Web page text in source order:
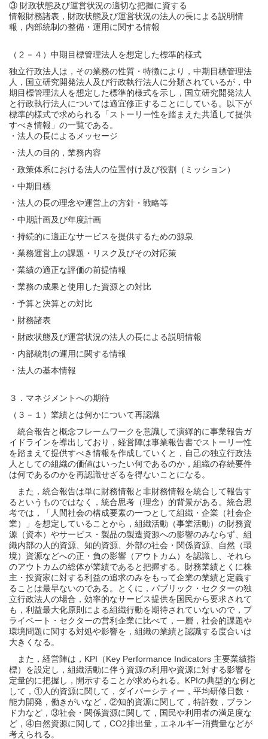
③ 財政状態及び運営状況の適切な把握に資する
情報財務諸表，財政状態及び運営状況の法人の長による説明情
報，内部統制の整備・運用に関する情報
（２－４）中期目標管理法人を想定した標準的様式
独立行政法人は，その業務の性質・特徴により，中期目標管理法
人，国立研究開発法人及び行政執行法人に分類されているが，中
期目標管理法人を想定した標準的様式を示し，国立研究開発法人
と行政執行法人については適宜修正することにしている。以下が
標準的様式で求められる「ストーリー性を踏まえた共通して提供
すべき情報」の一覧である。
・法人の長によるメッセージ
・法人の目的，業務内容
・政策体系における法人の位置付け及び役割（ミッション）
・中期目標
・法人の長の理念や運営上の方針・戦略等
・中期計画及び年度計画
・持続的に適正なサービスを提供するための源泉
・業務運営上の課題・リスク及びその対応策
・業績の適正な評価の前提情報
・業務の成果と使用した資源との対比
・予算と決算との対比
・財務諸表
・財政状態及び運営状況の法人の長による説明情報
・内部統制の運用に関する情報
・法人の基本情報
３．マネジメントへの期待
（３－１）業績とは何かについて再認識
統合報告と概念フレームワークを意識して演繹的に事業報告ガ
イドラインを導出しており，経営陣は事業報告書でストーリー性
を踏まえて提供すべき情報を作成していくと，自己の独立行政法
人としての組織の価値はいったい何であるのか，組織の存続要件
は何であるのかを再認識せざるを得ないことになる。
また，統合報告は単に財務情報と非財務情報を統合して報告す
るというものではなく，統合思考（理念）的背景がある。統合思
考では，「人間社会の構成要素の一つとして組織・企業（社会企
業）」を想定していることから，組織活動（事業活動）の財務資
源（資本）やサービス・製品の製造資源への影響のみならず、組
織内部の人的資源、知的資源、外部の社会・関係資源、自然（環
境）資源などへの正・負の影響（アウトカム）を認識し、それら
のアウトカムの総体が業績であると把握する。財務業績とくに株
主・投資家に対する利益の追求のみをもって企業の業績と定義す
ることは最早ないのである。とくに，パブリック・セクターの独
立行政法人の場合，効率的なサービス提供を国民から要求されて
も，利益最大化原則による組織行動を期待されていないので，プ
ライベート・セクターの営利企業に比べて，一層，社会的課題や
環境問題に関する対処や影響を，組織の業績と認識する度合いは
大きくなる。
また，経営陣は，KPI（Key Performance Indicators 主要業績指
標）を設定し，組織活動に伴う資源の利用や資源に対する影響を
定量的に把握し，開示することが求められる。KPIの典型的な例と
して，①人的資源に関して，ダイバーシティー，平均研修日数・
能力開発，働きがいなど，②知的資源に関して，特許数，ブラン
ド力など，③社会・関係資源に関して，国民や利用者の満足度な
ど，④自然資源に関して，CO2排出量，エネルギー消費量などが
考えられる。